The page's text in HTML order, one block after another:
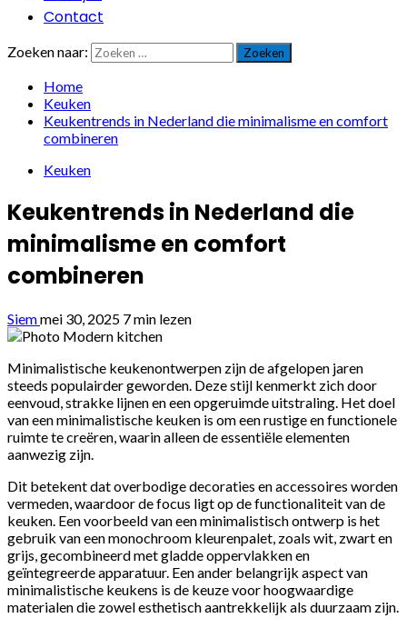
Contact
Zoeken naar:
Home
Keuken
Keukentrends in Nederland die minimalisme en comfort
combineren
Keuken
Keukentrends in Nederland die
minimalisme en comfort
combineren
Siemmei 30, 2025 7 min lezen
Minimalistische keukenontwerpen zijn de afgelopen jaren
steeds populairder geworden. Deze stijl kenmerkt zich door
eenvoud, strakke lijnen en een opgeruimde uitstraling. Het doel
van een minimalistische keuken is om een rustige en functionele
ruimte te creëren, waarin alleen de essentiële elementen
aanwezig zijn.
Dit betekent dat overbodige decoraties en accessoires worden
vermeden, waardoor de focus ligt op de functionaliteit van de
keuken. Een voorbeeld van een minimalistisch ontwerp is het
gebruik van een monochroom kleurenpalet, zoals wit, zwart en
grijs, gecombineerd met gladde oppervlakken en
geïntegreerde apparatuur. Een ander belangrijk aspect van
minimalistische keukens is de keuze voor hoogwaardige
materialen die zowel esthetisch aantrekkelijk als duurzaam zijn.